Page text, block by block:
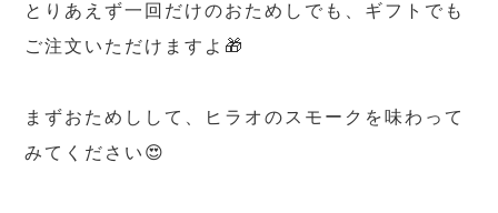
とりあえず一回だけのおためしでも、ギフトでも
ご注文いただけますよ🎁
まずおためしして、ヒラオのスモークを味わって
みてください😍